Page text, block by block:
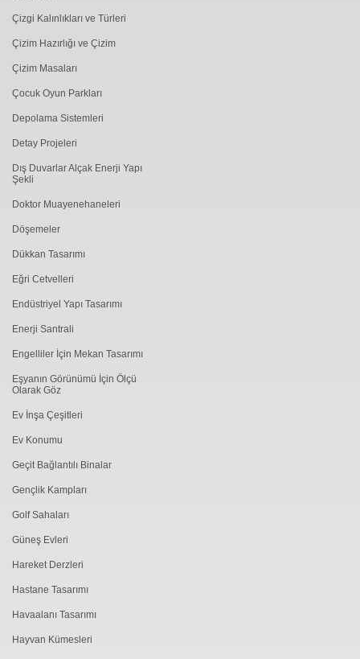
Çizgi Kalınlıkları ve Türleri
Çizim Hazırlığı ve Çizim
Çizim Masaları
Çocuk Oyun Parkları
Depolama Sistemleri
Detay Projeleri
Dış Duvarlar Alçak Enerji Yapı
Şekli
Doktor Muayenehaneleri
Döşemeler
Dükkan Tasarımı
Eğri Cetvelleri
Endüstriyel Yapı Tasarımı
Enerji Santrali
Engelliler İçin Mekan Tasarımı
Eşyanın Görünümü İçin Ölçü
Olarak Göz
Ev İnşa Çeşitleri
Ev Konumu
Geçit Bağlantılı Binalar
Gençlik Kampları
Golf Sahaları
Güneş Evleri
Hareket Derzleri
Hastane Tasarımı
Havaalanı Tasarımı
Hayvan Kümesleri